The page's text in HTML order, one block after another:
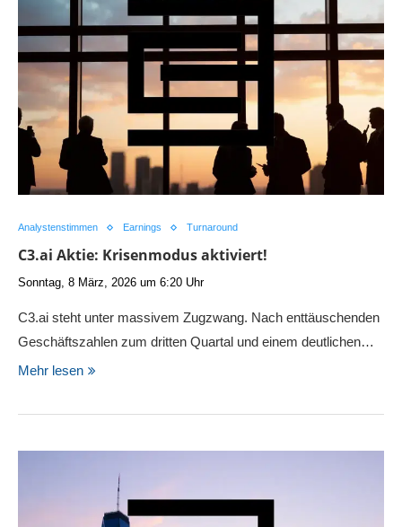
Analystenstimmen Earnings Turnaround
C3.ai Aktie: Krisenmodus aktiviert!
Sonntag, 8 März, 2026 um 6:20 Uhr
C3.ai steht unter massivem Zugzwang. Nach enttäuschenden
Geschäftszahlen zum dritten Quartal und einem deutlichen…
Mehr lesen